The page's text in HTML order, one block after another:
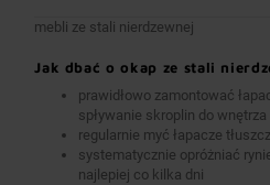
mebli ze stali nierdzewnej
Jak dbać o okap ze stali
prawidłowo zamontować
spływanie skroplin do wnętrza
regularnie myć łapacze
systematycznie opróżniać
najlepiej co kilka dni